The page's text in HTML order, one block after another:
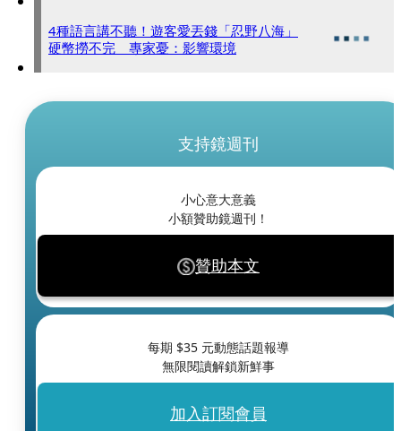
4種語言講不聽！遊客愛丟錢「忍野八海」
硬幣撈不完 專家憂：影響環境
支持鏡週刊
小心意大意義
小額贊助鏡週刊！
贊助本文
每期 $35 元動態話題報導
無限閱讀解鎖新鮮事
加入訂閱會員